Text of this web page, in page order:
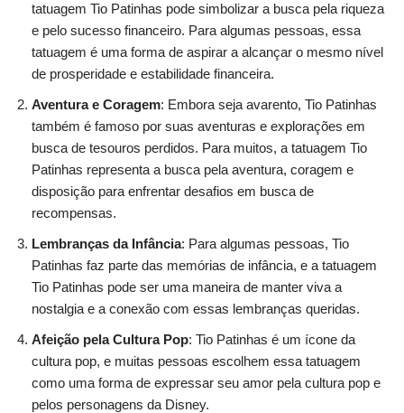
tatuagem Tio Patinhas pode simbolizar a busca pela riqueza
e pelo sucesso financeiro. Para algumas pessoas, essa
tatuagem é uma forma de aspirar a alcançar o mesmo nível
de prosperidade e estabilidade financeira.
Aventura e Coragem: Embora seja avarento, Tio Patinhas
também é famoso por suas aventuras e explorações em
busca de tesouros perdidos. Para muitos, a tatuagem Tio
Patinhas representa a busca pela aventura, coragem e
disposição para enfrentar desafios em busca de
recompensas.
Lembranças da Infância: Para algumas pessoas, Tio
Patinhas faz parte das memórias de infância, e a tatuagem
Tio Patinhas pode ser uma maneira de manter viva a
nostalgia e a conexão com essas lembranças queridas.
Afeição pela Cultura Pop: Tio Patinhas é um ícone da
cultura pop, e muitas pessoas escolhem essa tatuagem
como uma forma de expressar seu amor pela cultura pop e
pelos personagens da Disney.